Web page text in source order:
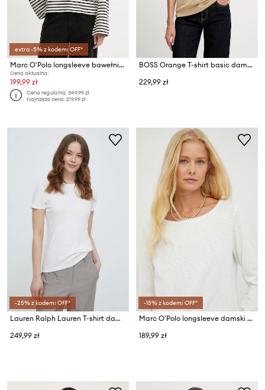
extra -5% z kodem: OFF*
Marc O'Polo longsleeve bawełniany
Cena aktualna:
199,99 zł
Cena regularna:349,99 zł
Najniższa cena:219,99 zł
BOSS Orange T-shirt basic damski bawełniany C Esogo 1
229,99 zł
-25% z kodem: OFF*
Lauren Ralph Lauren T-shirt damski bawełniany
249,99 zł
-15% z kodem: OFF*
Marc O'Polo longsleeve damski bawełniany DENIM
189,99 zł